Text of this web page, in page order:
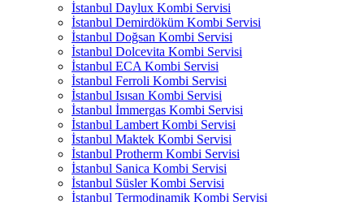
İstanbul Daylux Kombi Servisi
İstanbul Demirdöküm Kombi Servisi
İstanbul Doğsan Kombi Servisi
İstanbul Dolcevita Kombi Servisi
İstanbul ECA Kombi Servisi
İstanbul Ferroli Kombi Servisi
İstanbul Isısan Kombi Servisi
İstanbul İmmergas Kombi Servisi
İstanbul Lambert Kombi Servisi
İstanbul Maktek Kombi Servisi
İstanbul Protherm Kombi Servisi
İstanbul Sanica Kombi Servisi
İstanbul Süsler Kombi Servisi
İstanbul Termodinamik Kombi Servisi